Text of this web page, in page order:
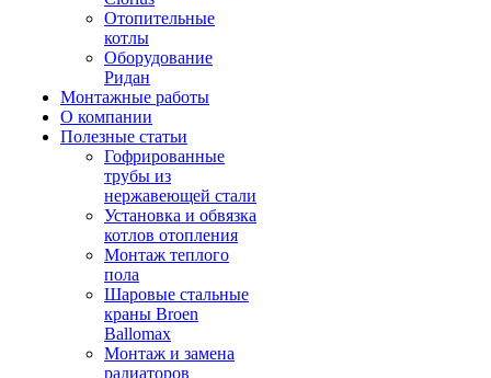
Отопительные
котлы
Оборудование
Ридан
Монтажные работы
О компании
Полезные статьи
Гофрированные
трубы из
нержавеющей стали
Установка и обвязка
котлов отопления
Монтаж теплого
пола
Шаровые стальные
краны Broen
Ballomax
Монтаж и замена
радиаторов